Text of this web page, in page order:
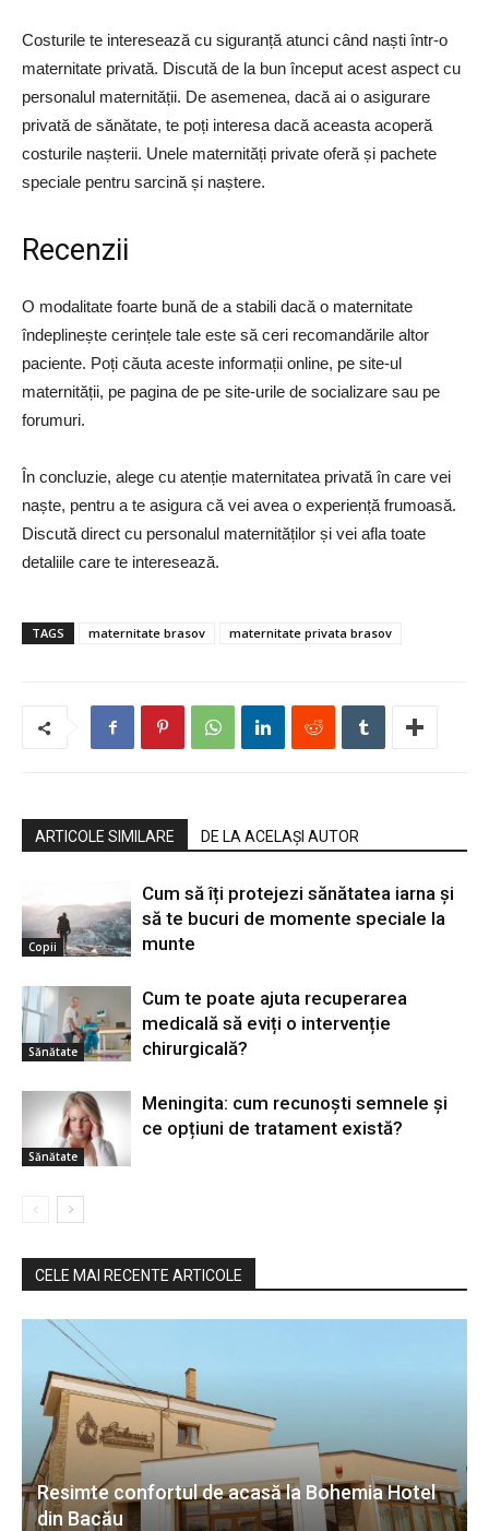
Costurile te interesează cu siguranță atunci când naști într-o
maternitate privată. Discută de la bun început acest aspect cu
personalul maternității. De asemenea, dacă ai o asigurare
privată de sănătate, te poți interesa dacă aceasta acoperă
costurile nașterii. Unele maternități private oferă și pachete
speciale pentru sarcină și naștere.
Recenzii
O modalitate foarte bună de a stabili dacă o maternitate
îndeplinește cerințele tale este să ceri recomandările altor
paciente. Poți căuta aceste informații online, pe site-ul
maternității, pe pagina de pe site-urile de socializare sau pe
forumuri.
În concluzie, alege cu atenție maternitatea privată în care vei
naște, pentru a te asigura că vei avea o experiență frumoasă.
Discută direct cu personalul maternităților și vei afla toate
detaliile care te interesează.
TAGS maternitate brasov maternitate privata brasov
ARTICOLE SIMILARE DE LA ACELAȘI AUTOR
Copii
Cum să îți protejezi sănătatea iarna și
să te bucuri de momente speciale la
munte
Sănătate
Cum te poate ajuta recuperarea
medicală să eviți o intervenție
chirurgicală?
Sănătate
Meningita: cum recunoști semnele și
ce opțiuni de tratament există?
CELE MAI RECENTE ARTICOLE
Resimte confortul de acasă la Bohemia Hotel
din Bacău